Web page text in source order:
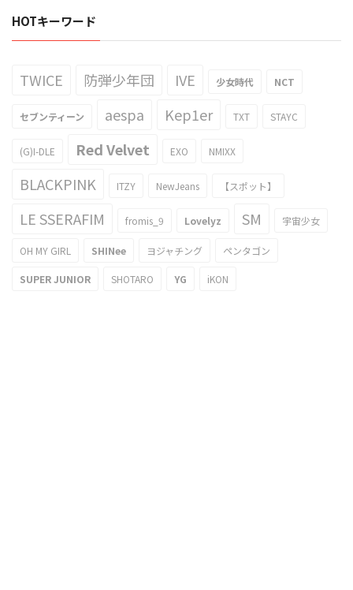
HOTキーワード
TWICE 防弾少年団 IVE 少女時代 NCT
セブンティーン aespa Kep1er TXT STAYC
(G)I-DLE Red Velvet EXO NMIXX
BLACKPINK ITZY NewJeans 【スポット】
LE SSERAFIM fromis_9 Lovelyz SM 宇宙少女
OH MY GIRL SHINee ヨジャチング ペンタゴン
SUPER JUNIOR SHOTARO YG iKON